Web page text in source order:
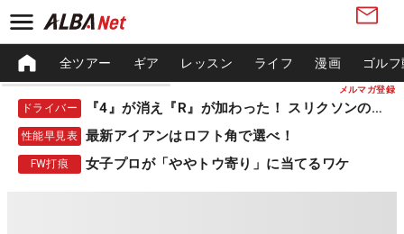
メルマガ登録
全ツアー ギア レッスン ライフ 漫画 ゴル
ドライバー 『4』が消え『R』が加わった！ スリクソンの新作
性能早見表 最新アイアンはロフト角で選べ！
FW打痕 女子プロが「ややトウ寄り」に当てるワケ